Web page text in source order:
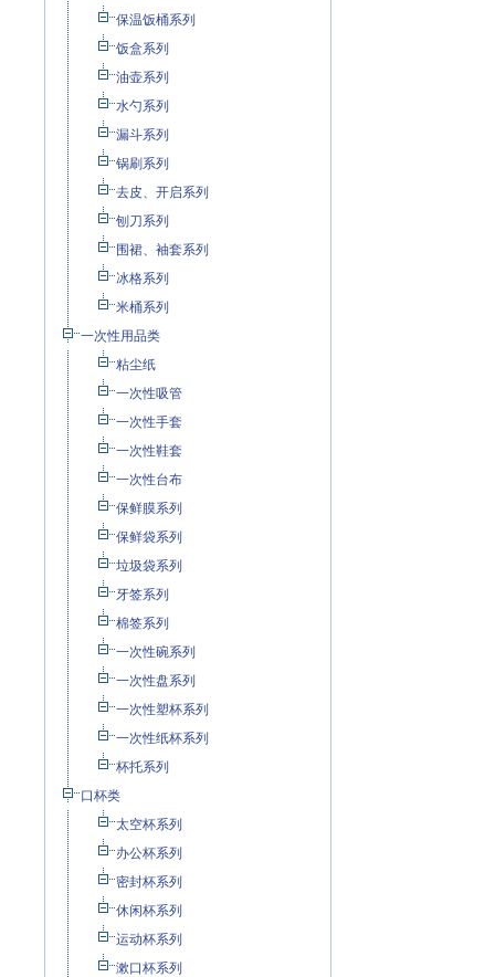
保温饭桶系列
饭盒系列
油壶系列
水勺系列
漏斗系列
锅刷系列
去皮、开启系列
刨刀系列
围裙、袖套系列
冰格系列
米桶系列
一次性用品类
粘尘纸
一次性吸管
一次性手套
一次性鞋套
一次性台布
保鲜膜系列
保鲜袋系列
垃圾袋系列
牙签系列
棉签系列
一次性碗系列
一次性盘系列
一次性塑杯系列
一次性纸杯系列
杯托系列
口杯类
太空杯系列
办公杯系列
密封杯系列
休闲杯系列
运动杯系列
漱口杯系列